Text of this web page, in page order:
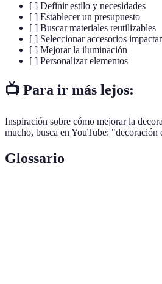
[ ] Definir estilo y necesidades
[ ] Establecer un presupuesto
[ ] Buscar materiales reutilizables
[ ] Seleccionar accesorios
[ ] Mejorar la iluminación
[ ] Personalizar elementos
📺 Para ir más lejos:
Inspiración sobre cómo mejorar la
mucho, busca en YouTube:
Glossario